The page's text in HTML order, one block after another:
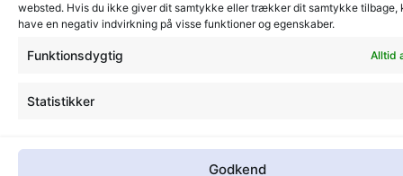
websted. Hvis du ikke giver dit samtykke eller trækker dit samtykke tilbage,
have en negativ indvirkning på visse funktioner og egenskaber.
Funktionsdygtig Alltid
Statistikker
Godkend
©
CVR:
Lager
Glyngøre
Lager
Glyngøre Radesign.dk - Design på